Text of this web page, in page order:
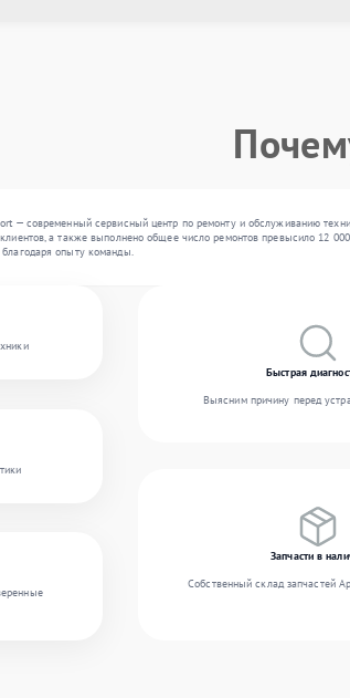
— современный сервисный центр по ремонту и обслуживанию
а также выполнено общее число ремонтов превысило 12
опыту команды.
Быстрая
Выясним причину перед
Запчасти в
Собственный склад запчастей